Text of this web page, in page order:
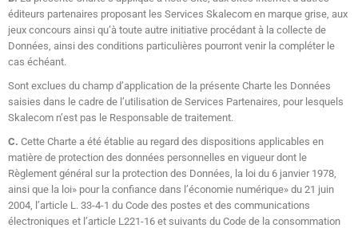
éditeurs partenaires proposant les Services Skalecom en marque grise, aux
jeux concours ainsi qu’à toute autre initiative procédant à la collecte de
Données, ainsi des conditions particulières pourront venir la compléter le
cas échéant.
Sont exclues du champ d’application de la présente Charte les Données
saisies dans le cadre de l’utilisation de Services Partenaires, pour lesquels
Skalecom n’est pas le Responsable de traitement.
C. Cette Charte a été établie au regard des dispositions applicables en
matière de protection des données personnelles en vigueur dont le
Règlement général sur la protection des Données, la loi du 6 janvier 1978,
ainsi que la loi» pour la confiance dans l’économie numérique» du 21 juin
2004, l’article L. 33-4-1 du Code des postes et des communications
électroniques et l’article L221-16 et suivants du Code de la consommation